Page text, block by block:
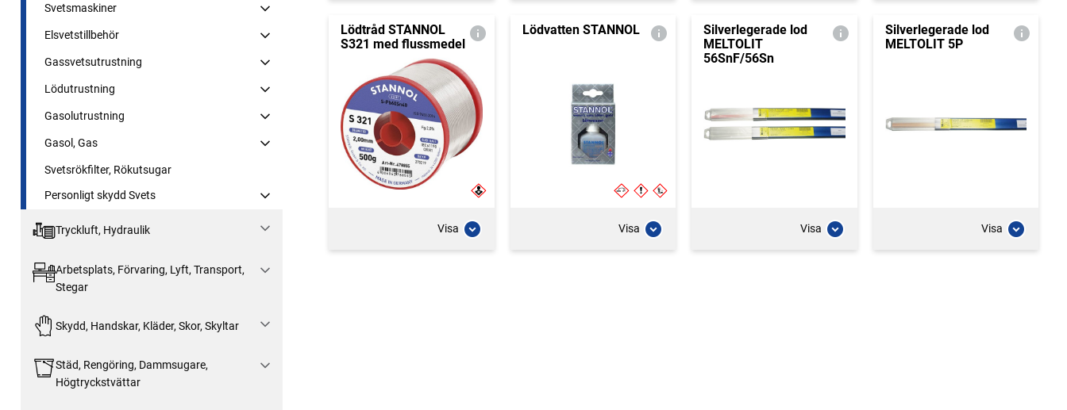
Svetsmaskiner
Elsvetstillbehör
Gassvetsutrustning
Lödutrustning
Gasolutrustning
Gasol, Gas
Svetsrökfilter, Rökutsugar
Personligt skydd Svets
Tryckluft, Hydraulik
Arbetsplats, Förvaring, Lyft, Transport,
Stegar
Skydd, Handskar, Kläder, Skor, Skyltar
Städ, Rengöring, Dammsugare,
Högtryckstvättar
Lödtråd STANNOL
S321 med flussmedel
Visa
Lödvatten STANNOL
Visa
Silverlegerade lod
MELTOLIT
56SnF/56Sn
Visa
Silverlegerade lod
MELTOLIT 5P
Visa